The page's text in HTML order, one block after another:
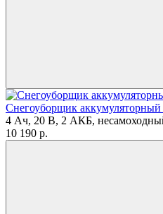
Снегоуборщик
4 Ач, 20 В, 2 АКБ,
10 190 p.